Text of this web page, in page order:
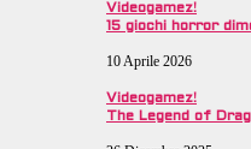
Videogamez!
15 giochi horror
10 Aprile 2026
Videogamez!
The Legend of